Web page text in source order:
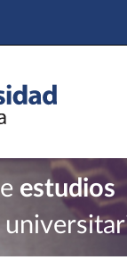
estudios